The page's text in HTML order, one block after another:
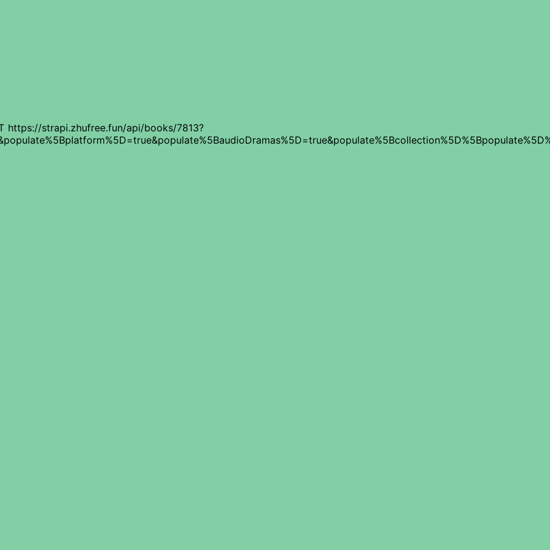
https://strapi.zhufree.fun/api/books/7813?